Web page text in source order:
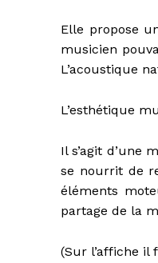
Elle propose
musicien
L’acoustique
L’esthétique
Il s’agit d’une
se nourrit de
éléments
partage de la
(Sur l’affiche il